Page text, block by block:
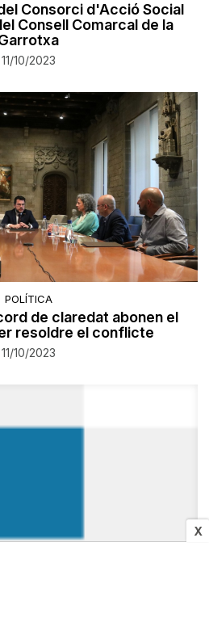
X
Consorci d'Acció Social
Consell Comarcal de la
11/10/2023
POLÍTICA
de claredat abonen el
resoldre el conflicte
11/10/2023